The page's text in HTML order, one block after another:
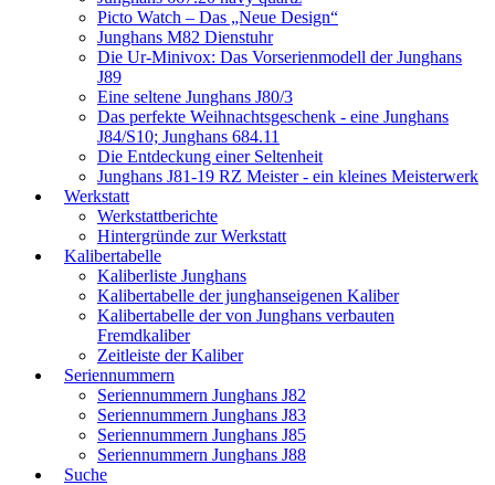
Picto Watch – Das „Neue Design“
Junghans M82 Dienstuhr
Die Ur-Minivox: Das Vorserienmodell der Junghans
J89
Eine seltene Junghans J80/3
Das perfekte Weihnachtsgeschenk - eine Junghans
J84/S10; Junghans 684.11
Die Entdeckung einer Seltenheit
Junghans J81-19 RZ Meister - ein kleines Meisterwerk
Werkstatt
Werkstattberichte
Hintergründe zur Werkstatt
Kalibertabelle
Kaliberliste Junghans
Kalibertabelle der junghanseigenen Kaliber
Kalibertabelle der von Junghans verbauten
Fremdkaliber
Zeitleiste der Kaliber
Seriennummern
Seriennummern Junghans J82
Seriennummern Junghans J83
Seriennummern Junghans J85
Seriennummern Junghans J88
Suche